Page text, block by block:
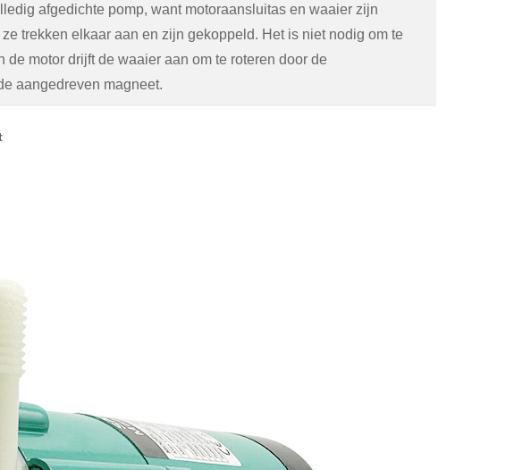
afgedichte pomp, want motoraansluitas en waaier zijn
trekken elkaar aan en zijn gekoppeld. Het is niet nodig om te
motor drijft de waaier aan om te roteren door de
aangedreven magneet.